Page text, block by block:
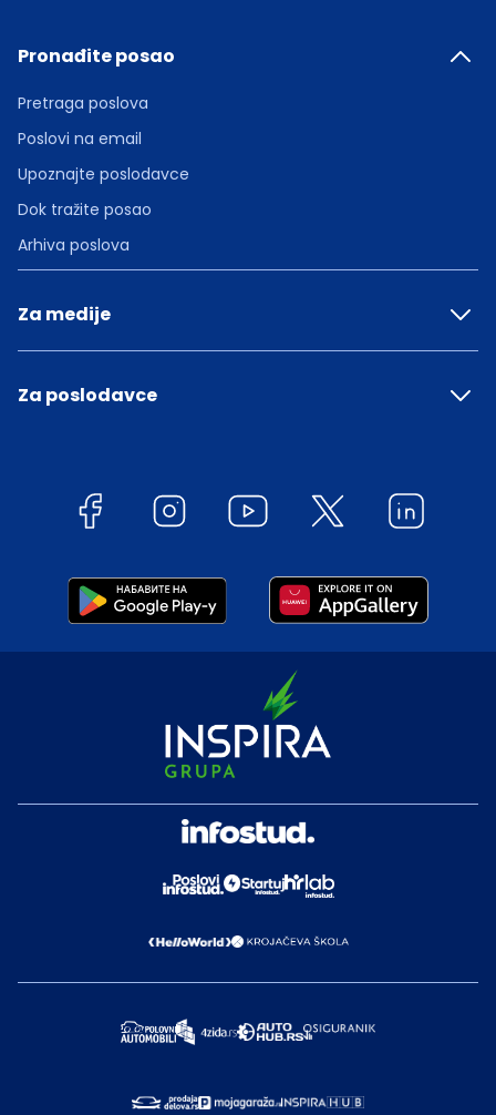
Pronađite posao
Pretraga poslova
Poslovi na email
Upoznajte poslodavce
Dok tražite posao
Arhiva poslova
Za medije
Za poslodavce